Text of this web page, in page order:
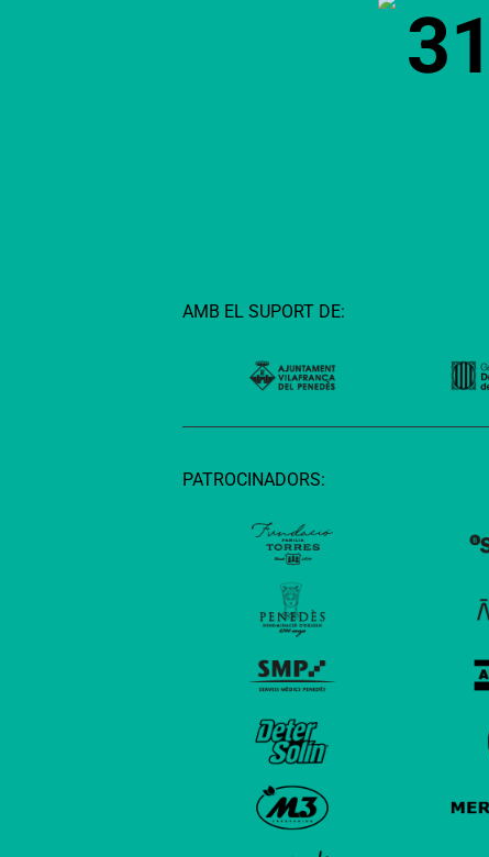
31
AMB EL SUPORT DE:
PATROCINADORS: